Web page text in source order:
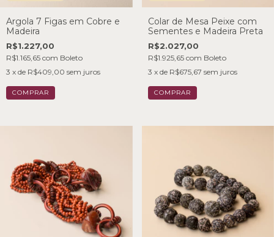
Argola 7 Figas em Cobre e
Madeira
R$1.227,00
R$1.165,65 com Boleto
3 x de R$409,00 sem juros
Colar de Mesa Peixe com
Sementes e Madeira Preta
R$2.027,00
R$1.925,65 com Boleto
3 x de R$675,67 sem juros